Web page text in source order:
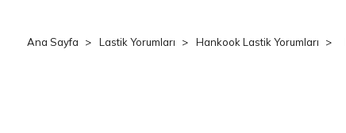
Ana Sayfa Lastik Yorumları Hankook Lastik Yorumları